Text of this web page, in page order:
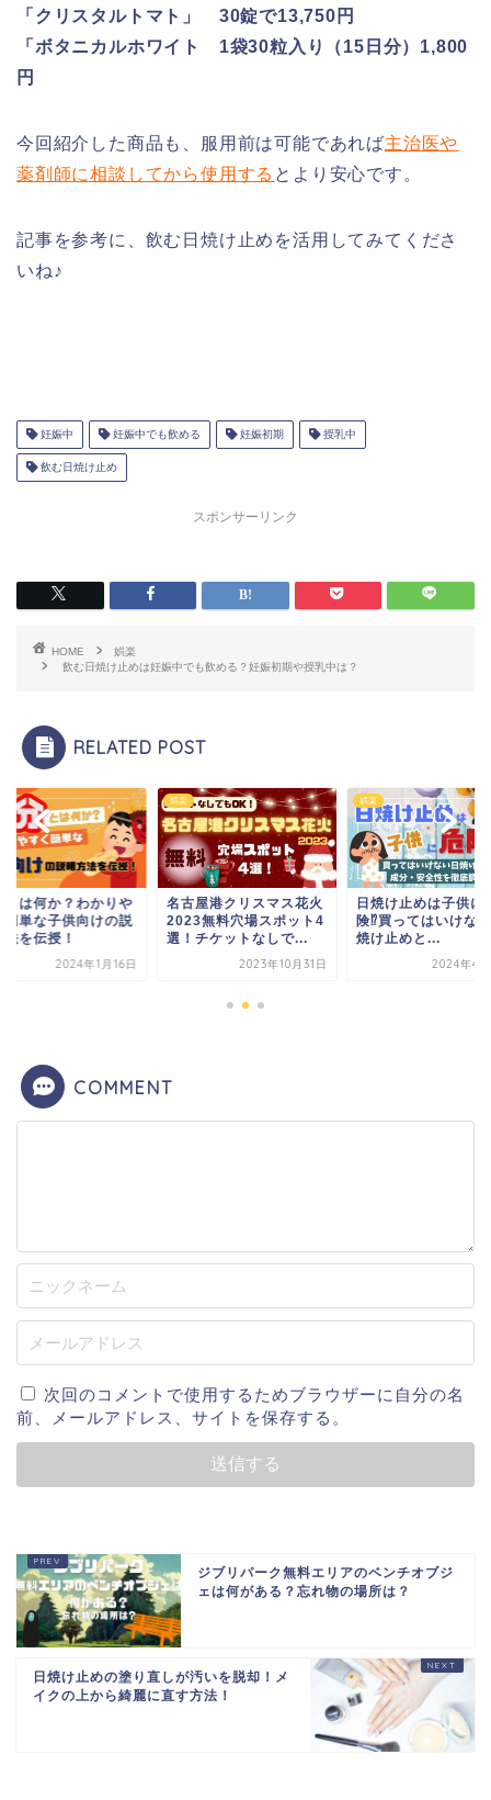
「クリスタルトマト」 30錠で13,750円
「ボタニカルホワイト 1袋30粒入り（15日分）1,800
円
今回紹介した商品も、服用前は可能であれば主治医や
薬剤師に相談してから使用する とより安心です。
記事を参考に、飲む日焼け止めを活用してみてくださ
いね♪
妊娠中 妊娠中でも飲める 妊娠初期 授乳中
飲む日焼け止め
スポンサーリンク
HOME
娯楽
飲む日焼け止めは妊娠中でも飲める？妊娠初期や授乳中は？
RELATED POST
とは何か？わかりや
簡単な子供向けの説
法を伝授！
2024年1月16日
娯楽
名古屋港クリスマス花火
2023無料穴場スポット4
選！チケットなしで...
2023年10月31日
娯楽
日焼け止めは子供に
険⁉買ってはいけな
焼け止めと...
2024年4
COMMENT
次回のコメントで使用するためブラウザーに自分の名
前、メールアドレス、サイトを保存する。
ジブリパーク無料エリアのベンチオブジ
ェは何がある？忘れ物の場所は？
日焼け止めの塗り直しが汚いを脱却！メ
イクの上から綺麗に直す方法！